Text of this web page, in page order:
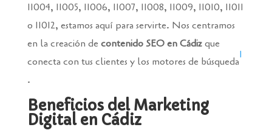
11004, 11005, 11006, 11007, 11008, 11009, 11010, 11011
o 11012, estamos aquí para servirte. Nos centramos
en la creación decontenido SEO en Cádizque
conecta con tus clientes y los motores de búsqueda​
1
.
Beneficios del Marketing
Digital en Cádiz